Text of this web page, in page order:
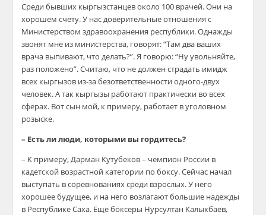
Среди бывших кыргызстанцев около 100 врачей. Они на
хорошем счету. У нас доверительные отношения с
Министерством здравоохранения республики. Однажды
звонят мне из министерства, говорят: “Там два ваших
врача выпивают, что делать?”. Я говорю: “Ну увольняйте,
раз положено”. Считаю, что не должен страдать имидж
всех кыргызов из-за безответственности одного-двух
человек. А так кыргызы работают практически во всех
сферах. Вот сын мой, к примеру, работает в уголовном
розыске.
– Есть ли люди, которыми вы гордитесь?
– К примеру, Дарман Кутубеков – чемпион России в
кадетской возрастной категории по боксу. Сейчас начал
выступать в соревнованиях среди взрослых. У него
хорошее будущее, и на него возлагают большие надежды
в Республике Саха. Еще боксеры Нурсултан Калыкбаев,